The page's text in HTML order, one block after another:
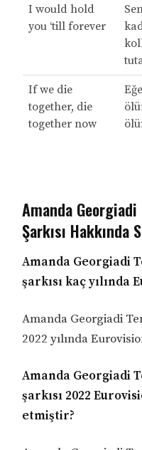
I would hold
you ‘till forever
If we die
together, die
together now
Amanda
Şarkısı Hakkında
Amanda Georgiadi
şarkısı kaç yılında
Amanda Georgiadi
2022 yılında
Amanda Georgiadi
şarkısı 2022
etmiştir?